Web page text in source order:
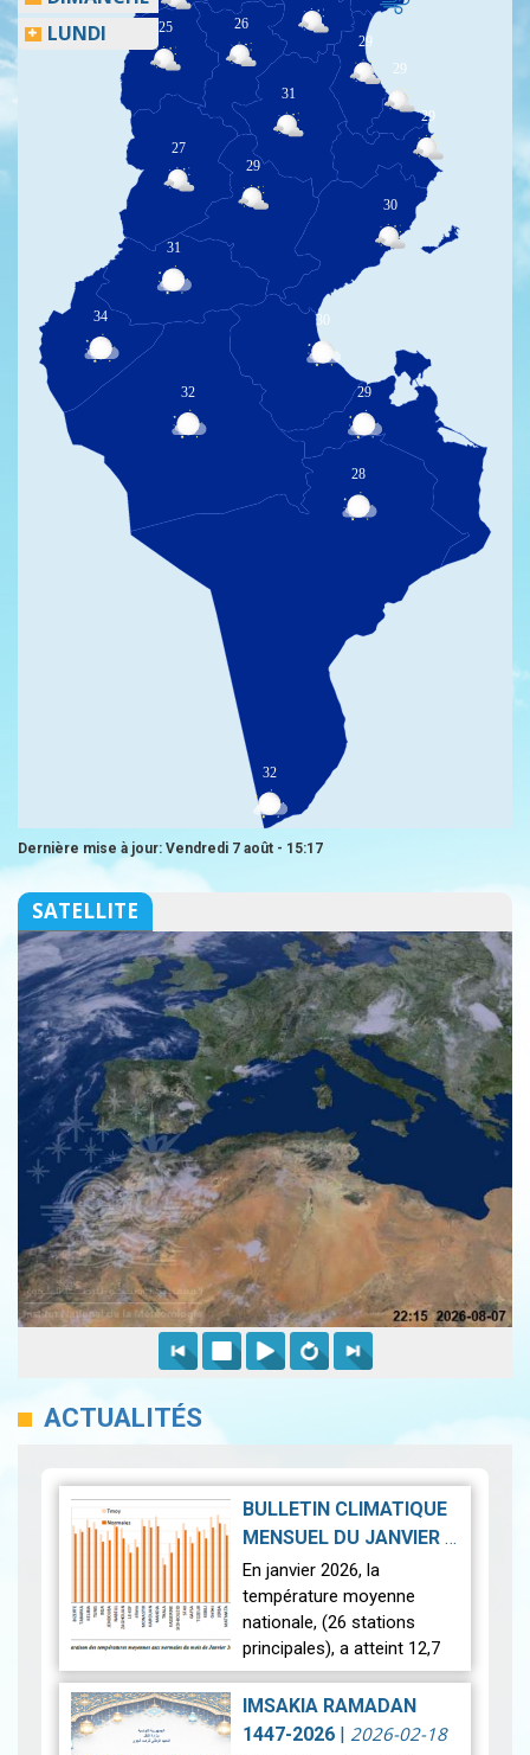
26
25
31
29
29
29
27
29
30
30
31
34
32 29
28
32
LUNDI
Dernière mise à jour: Vendredi 7 août - 15:17
SATELLITE
ACTUALITÉS
BULLETIN CLIMATIQUE
MENSUEL DU JANVIER |
2026-02-23
En janvier 2026, la
température moyenne
nationale, (26 stations
principales), a atteint 12,7
°c, soit une anomalie
positive de +1,4 °c par
rapport à la moyenne de
IMSAKIA RAMADAN
1447-2026
2026-02-18